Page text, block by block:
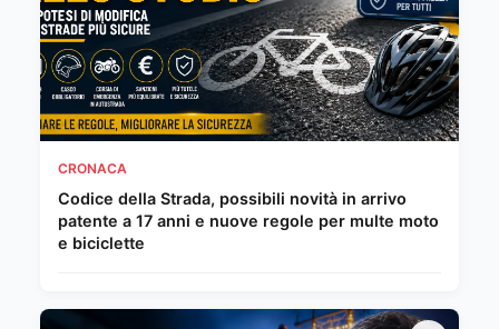
CRONACA
Codice della Strada, possibili novità in arrivo
patente a 17 anni e nuove regole per multe moto
e biciclette